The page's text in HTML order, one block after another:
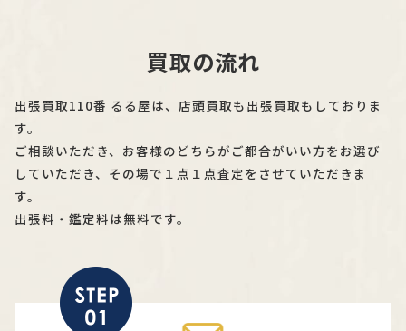
買取の流れ
出張買取110番 るる屋は、店頭買取も出張買取もしておりま
す。
ご相談いただき、お客様のどちらがご都合がいい方をお選び
していただき、その場で１点１点査定をさせていただきま
す。
出張料・鑑定料は無料です。